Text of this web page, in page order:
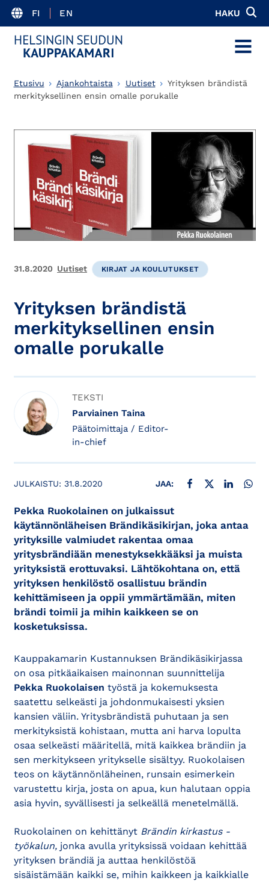
FI EN HAKU
MENU
Etusivu Ajankohtaista Uutiset
Yrityksen brändistä
merkityksellinen ensin omalle porukalle
31.8.2020 Uutiset KIRJAT JA KOULUTUKSET
Yrityksen brändistä
merkityksellinen ensin
omalle porukalle
TEKSTI
Parviainen Taina
Päätoimittaja / Editor-
in-chief
JULKAISTU: 31.8.2020 JAA: JAA FACEBOOKISSA
JAA X:SSÄ JAA
Pekka Ruokolainen on julkaissut
käytännönläheisen Brändikäsikirjan, joka antaa
yrityksille valmiudet rakentaa omaa
yritysbrändiään menestyksekkääksi ja muista
yrityksistä erottuvaksi. Lähtökohtana on, että
yrityksen henkilöstö osallistuu brändin
kehittämiseen ja oppii ymmärtämään, miten
brändi toimii ja mihin kaikkeen se on
kosketuksissa.
Kauppakamarin Kustannuksen Brändikäsikirjassa
on osa pitkäaikaisen mainonnan suunnittelija
Pekka Ruokolaisen työstä ja kokemuksesta
saatettu selkeästi ja johdonmukaisesti yksien
kansien väliin. Yritysbrändistä puhutaan ja sen
merkityksistä kohistaan, mutta ani harva lopulta
osaa selkeästi määritellä, mitä kaikkea brändiin ja
sen merkitykseen yritykselle sisältyy. Ruokolaisen
teos on käytännönläheinen, runsain esimerkein
varustettu kirja, josta on apua, kun halutaan oppia
asia hyvin, syvällisesti ja selkeällä menetelmällä.
Ruokolainen on kehittänyt Brändin kirkastus -
työkalun,jonka avulla yrityksissä voidaan kehittää
yrityksen brändiä ja auttaa henkilöstöä
sisäistämään kaikki se, mihin kaikkeen ja kaikkialle